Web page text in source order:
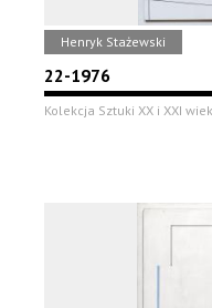
Henryk Stażewski
22-1976
Kolekcja Sztuki XX i XXI